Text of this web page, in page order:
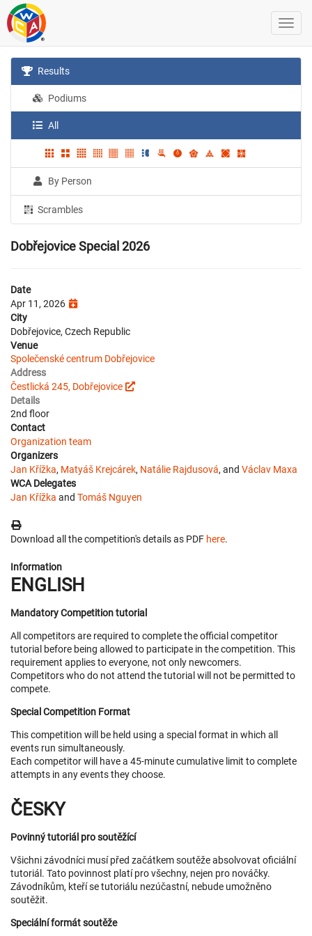
Results
Podiums
All
By Person
Scrambles
Dobřejovice Special 2026
Date
Apr 11, 2026
City
Dobřejovice, Czech Republic
Venue
Společenské centrum Dobřejovice
Address
Čestlická 245, Dobřejovice
Details
2nd floor
Contact
Organization team
Organizers
Jan Křížka, Matyáš Krejcárek, Natálie Rajdusová, and Václav Maxa
WCA Delegates
Jan Křížka and Tomáš Nguyen
Download all the competition's details as PDF here.
Information
ENGLISH
Mandatory Competition tutorial
All competitors are required to complete the official competitor
tutorial before being allowed to participate in the competition. This
requirement applies to everyone, not only newcomers.
Competitors who do not attend the tutorial will not be permitted to
compete.
Special Competition Format
This competition will be held using a special format in which all
events run simultaneously.
Each competitor will have a 45-minute cumulative limit to complete
attempts in any events they choose.
ČESKY
Povinný tutoriál pro soutěžící
Všichni závodníci musí před začátkem soutěže absolvovat oficiální
tutoriál. Tato povinnost platí pro všechny, nejen pro nováčky.
Závodníkům, kteří se tutoriálu nezúčastní, nebude umožněno
soutěžit.
Speciální formát soutěže